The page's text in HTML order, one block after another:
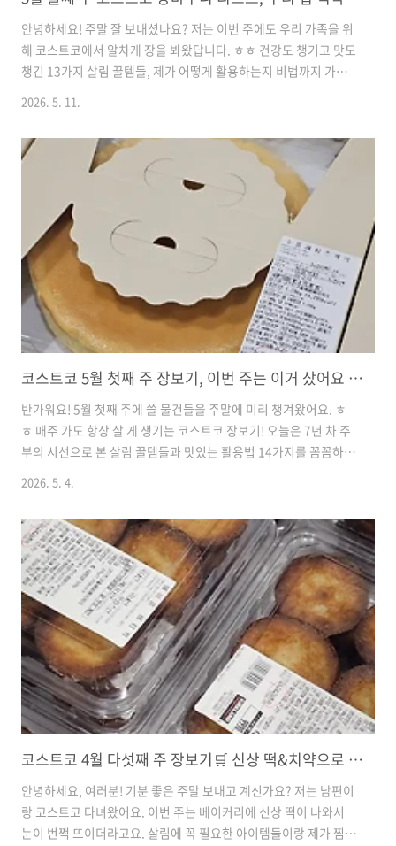
안녕하세요! 주말 잘 보내셨나요? 저는 이번 주에도 우리 가족을 위
해 코스트코에서 알차게 장을 봐왔답니다. ㅎㅎ 건강도 챙기고 맛도
챙긴 13가지 살림 꿀템들, 제가 어떻게 활용하는지 비법까지 가득
프로 B5 로션🏷️ 가격 정보: 33,590원 (8,400원 할인)🛒 알뜰 계산:
시중가 대비 약 20% 이상 저렴!✨ 포인트: 판테놀 성분으로 무너진
피부 장벽 탄탄하게🍳 활용 팁 & 맛: 남편 피부가 예민해서 로션 하
나도 함부로 못 쓰는데, 이건 정말 순해서 안심이에요. 지루성 모낭
염 때문에 고생하는 남편을 위해 할인할 때 꼭 챙겨둔답니다. 온 가
족이 함께 써도 좋을 만큼 성분이 착해서 늘 믿고 구매해요! 2. 겉바
속촉 끝판왕, 신..
2026. 5. 11.
코스트코 5월 첫째 주 장보기, 이번 주는 이거 샀어요 (주부 추천 14가지)
반가워요! 5월 첫째 주에 쓸 물건들을 주말에 미리 챙겨왔어요. ㅎ
ㅎ 매주 가도 항상 살 게 생기는 코스트코 장보기! 오늘은 7년 차 주
부의 시선으로 본 살림 꿀템들과 맛있는 활용법 14가지를 꼼꼼하게
타일🍳 활용 팁 & 맛: 저랑 딸아이가 제일 좋아하는 메뉴예요! 양이
많으니 사 오자마자 예쁘게 잘라서 냉동실에 소분해두는 게 팁이에
요. 커피 한 잔에 얼려둔 치즈케이크 한 조각이면 홈카페 분위기 제
대로 난답니다. 할인할 때 무조건 겟 하세요! 커클랜드 냉동 생새우
🏷️ 가격 정보: 20,490원🛒 알뜰 계산: 손질 시간 절약 효과✨ 포인
트: 등에 칼집이 있어 ..
2026. 5. 4.
코스트코 4월 다섯째 주 장보기🛒 신상 떡&치약으로 소소한 플렉스 했어요!
안녕하세요, 여러분! 기분 좋은 주말 보내고 계신가요? 저는 남편이
랑 코스트코 다녀왔어요. 이번 주는 베이커리에 신상 떡이 나와서
눈이 번쩍 뜨이더라고요. 살림에 꼭 필요한 아이템들이랑 제가 찜해